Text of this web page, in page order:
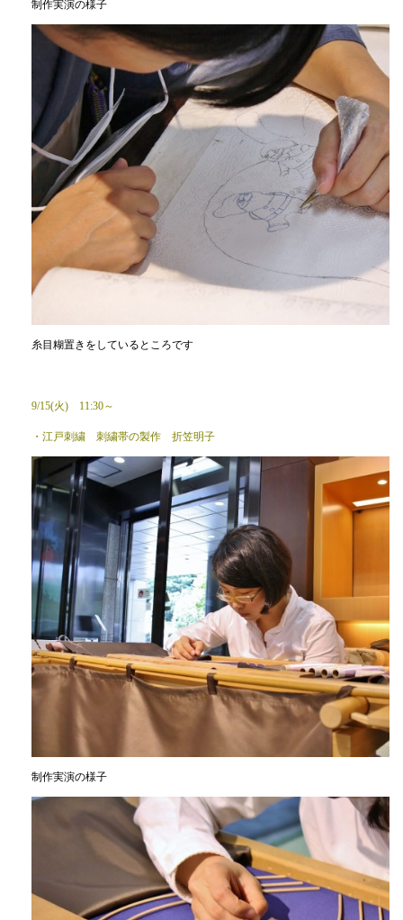
制作実演の様子
糸目糊置きをしているところです
9/15(火) 11:30～
・江戸刺繍 刺繍帯の製作 折笠明子
制作実演の様子